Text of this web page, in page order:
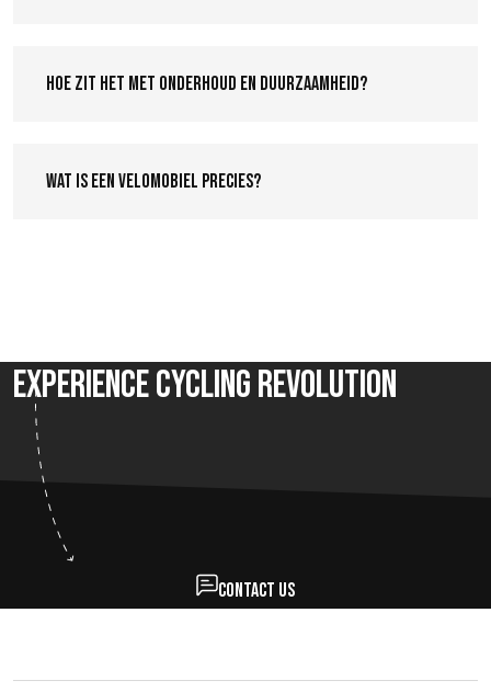
Hoe zit het met onderhoud en duurzaamheid?
Wat is een velomobiel precies?
Experience Cycling Revolution
Contact us